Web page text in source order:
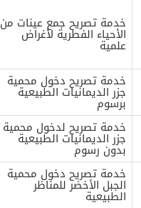
خدمة تصريح جمع عينات من
الأحياء الفطرية لأغراض
علمية
خدمة تصريح دخول محمية
جزر الديمانيات الطبيعية
برسوم
خدمة تصريح لدخول محمية
جزر الديمانيات الطبيعية
بدون رسوم
خدمة تصريح دخول محمية
الجبل الأخضر للمناظر
الطبيعية